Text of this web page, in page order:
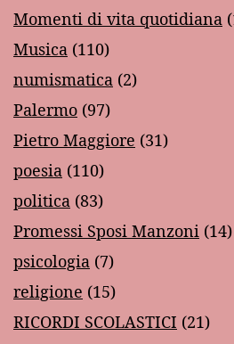
Momenti di vita quotidiana
Musica (110)
numismatica (2)
Palermo (97)
Pietro Maggiore (31)
poesia (110)
politica (83)
Promessi Sposi Manzoni (14)
psicologia (7)
religione (15)
RICORDI SCOLASTICI (21)